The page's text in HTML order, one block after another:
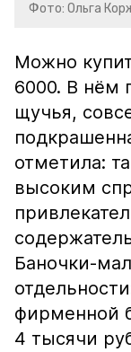
Фото: Ольга
Можно
6000. В нём
щучья,
отметила:
высоким
Баночки-
фирменной
4 тысячи